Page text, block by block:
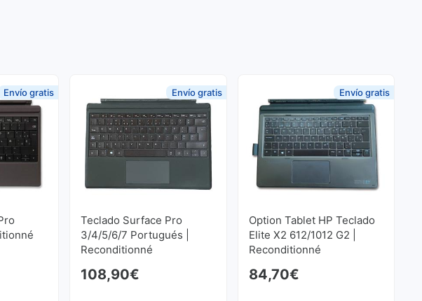
72,60€.
68,97€.
Envío gratis
Teclado Surface Pro
3/4/5/6/7 Portugués |
Reconditionné
108,90€
Envío gratis
Option Tablet HP Teclado
Elite X2 612/1012 G2 |
Reconditionné
84,70€
Envío gratis